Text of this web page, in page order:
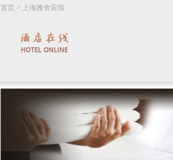
首页 > 上海雅舍宾馆